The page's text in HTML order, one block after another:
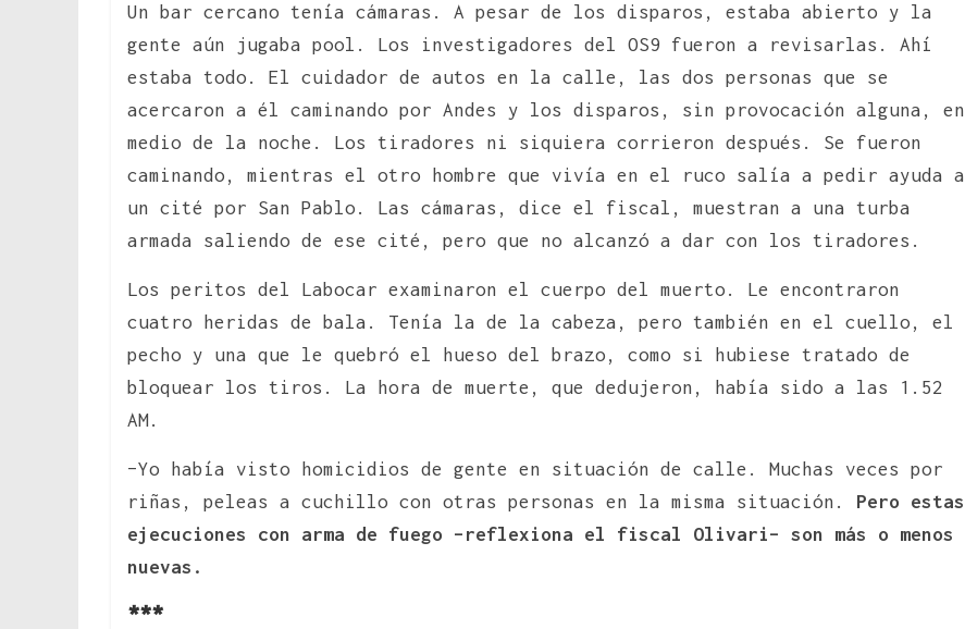
Un bar cercano tenía cámaras. A pesar de los disparos, estaba abierto y la
gente aún jugaba pool. Los investigadores del OS9 fueron a revisarlas. Ahí
estaba todo. El cuidador de autos en la calle, las dos personas que se
acercaron a él caminando por Andes y los disparos, sin provocación alguna, en
medio de la noche. Los tiradores ni siquiera corrieron después. Se fueron
caminando, mientras el otro hombre que vivía en el ruco salía a pedir ayuda a
un cité por San Pablo. Las cámaras, dice el fiscal, muestran a una turba
armada saliendo de ese cité, pero que no alcanzó a dar con los tiradores.
Los peritos del Labocar examinaron el cuerpo del muerto. Le encontraron
cuatro heridas de bala. Tenía la de la cabeza, pero también en el cuello, el
pecho y una que le quebró el hueso del brazo, como si hubiese tratado de
bloquear los tiros. La hora de muerte, que dedujeron, había sido a las 1.52
AM.
–Yo había visto homicidios de gente en situación de calle. Muchas veces por
riñas, peleas a cuchillo con otras personas en la misma situación. Pero estas
ejecuciones con arma de fuego –reflexiona el fiscal Olivari– son más o menos
nuevas.
***